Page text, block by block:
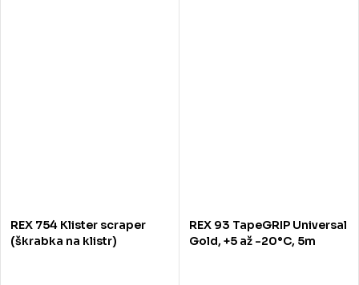
REX 754 Klister scraper
(škrabka na klistr)
REX 93 TapeGRIP Universal
Gold, +5 až -20°C, 5m